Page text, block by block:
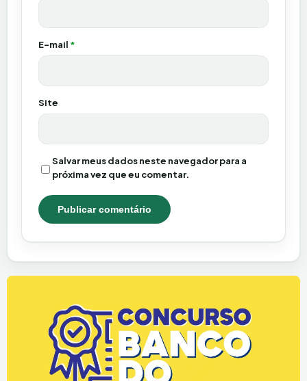
E-mail *
Site
Salvar meus dados neste navegador para a
próxima vez que eu comentar.